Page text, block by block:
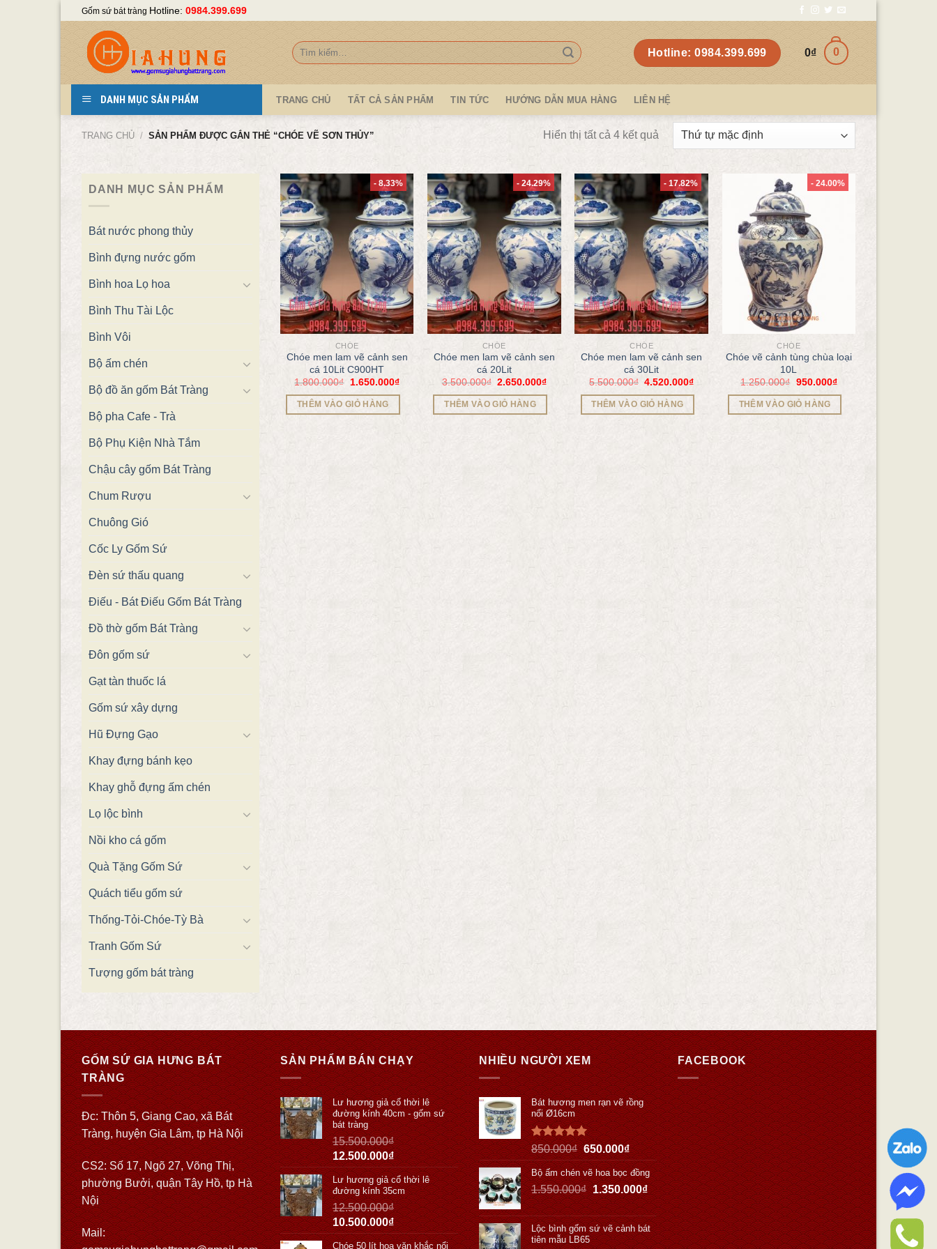
Skip
content
Gốm sứ bát tràng Hotline: 0984.399.699
Tìm
kiếm:
Hotline: 0984.399.699 0₫ 0
DANH MỤC SẢN PHẨM TRANG CHỦ TẤT CẢ SẢN PHẨM TIN TỨC HƯỚNG DẪN MUA HÀNG LIÊN HỆ
TRANG CHỦ / SẢN PHẨM ĐƯỢC GẮN THẺ “CHÓE VẼ SƠN THỦY” Hiển thị tất cả 4 kết quả
DANH MỤC SẢN PHẨM
Bát nước phong thủy
Bình đựng nước gốm
Bình hoa Lọ hoa
Bình Thu Tài Lộc
Bình Vôi
Bộ ấm chén
Bộ đồ ăn gốm Bát Tràng
Bộ pha Cafe - Trà
Bộ Phụ Kiện Nhà Tắm
Chậu cây gốm Bát Tràng
Chum Rượu
Chuông Gió
Cốc Ly Gốm Sứ
Đèn sứ thấu quang
Điếu - Bát Điếu Gốm Bát Tràng
Đồ thờ gốm Bát Tràng
Đôn gốm sứ
Gạt tàn thuốc lá
Gốm sứ xây dựng
Hũ Đựng Gạo
Khay đựng bánh kẹo
Khay ghỗ đựng ấm chén
Lọ lộc bình
Nồi kho cá gốm
Quà Tặng Gốm Sứ
Quách tiểu gốm sứ
Thống-Tỏi-Chóe-Tỳ Bà
Tranh Gốm Sứ
Tượng gốm bát tràng
- 8.33%
CHÓE
Chóe men lam vẽ cảnh sen
cá 10Lit C900HT
1.800.000₫ 1.650.000₫
THÊM VÀO GIỎ HÀNG
- 24.29%
CHÓE
Chóe men lam vẽ cảnh sen
cá 20Lit
3.500.000₫ 2.650.000₫
THÊM VÀO GIỎ HÀNG
- 17.82%
CHÓE
Chóe men lam vẽ cảnh sen
cá 30Lit
5.500.000₫ 4.520.000₫
THÊM VÀO GIỎ HÀNG
- 24.00%
CHÓE
Chóe vẽ cảnh tùng chùa loại
10L
1.250.000₫ 950.000₫
THÊM VÀO GIỎ HÀNG
GỐM SỨ GIA HƯNG BÁT
TRÀNG
Đc: Thôn 5, Giang Cao, xã Bát
Tràng, huyện Gia Lâm, tp Hà Nội
CS2: Số 17, Ngõ 27, Võng Thị,
phường Bưởi, quận Tây Hồ, tp Hà
Nội
Mail:
SẢN PHẨM BÁN CHẠY
Lư hương giả cổ thời lê
đường kính 40cm - gốm sứ
bát tràng
15.500.000₫
12.500.000₫
Lư hương giả cổ thời lê
đường kính 35cm
12.500.000₫
10.500.000₫
Chóe 50 lít hoa văn khắc nổi
NHIỀU NGƯỜI XEM
Bát hương men rạn vẽ rồng
nổi Ø16cm
Được xếp
hạng5.00
5 sao
850.000₫ 650.000₫
Bộ ấm chén vẽ hoa bọc đồng
1.550.000₫ 1.350.000₫
Lộc bình gốm sứ vẽ cảnh bát
tiên mẫu LB65
FACEBOOK